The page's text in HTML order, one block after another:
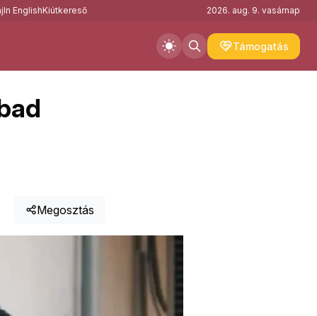
In EnglishKiútkereső 2026. aug. 9. vasárnap
Támogatás
Megosztás